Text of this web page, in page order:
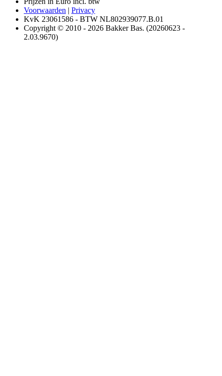
Voorwaarden | Privacy
KvK 23061586 - BTW NL802939077.B.01
Copyright © 2010 - 2026 Bakker Bas. (20260623 -
2.03.9670)